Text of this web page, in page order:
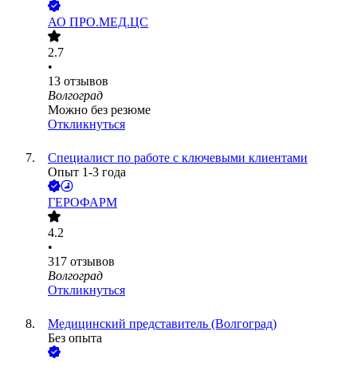
АО ПРО.МЕД.ЦС
2.7
•
13 отзывов
Волгоград
Можно без резюме
Откликнуться
Специалист по работе с ключевыми клиентами
Опыт 1-3 года
ГЕРОФАРМ
4.2
•
317 отзывов
Волгоград
Откликнуться
Медицинский представитель (Волгоград)
Без опыта